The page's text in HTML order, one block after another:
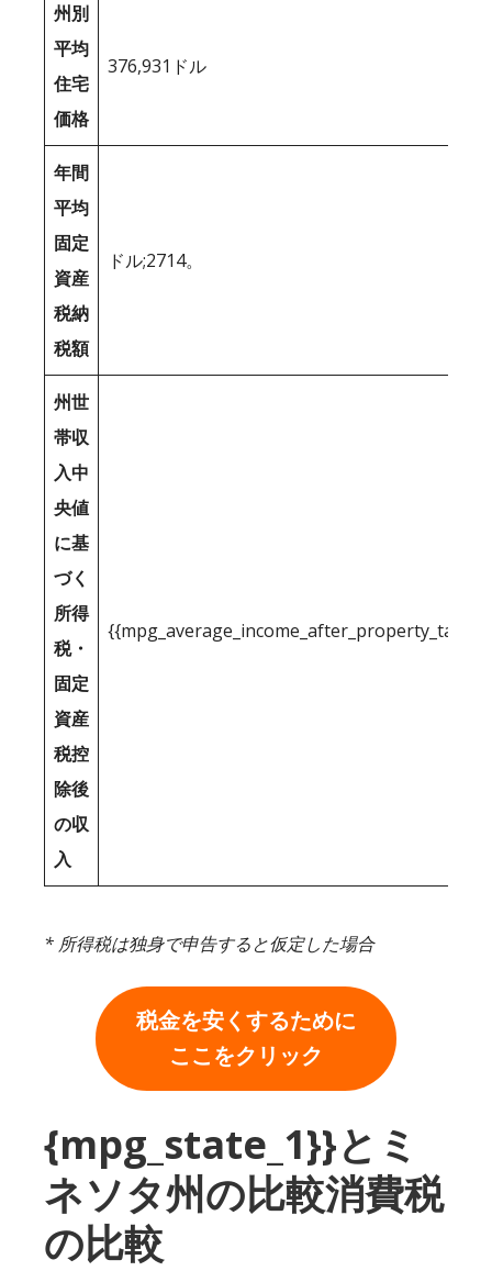
州別
平均
住宅
価格
376,931ドル
年間
平均
固定
資産
税納
税額
ドル;2714。
州世
帯収
入中
央値
に基
づく
所得
税・
固定
資産
税控
除後
の収
入
* 所得税は独身で申告すると仮定した場合
税金を安くするために
ここをクリック
{mpg_state_1}}とミ
ネソタ州の比較消費税
の比較